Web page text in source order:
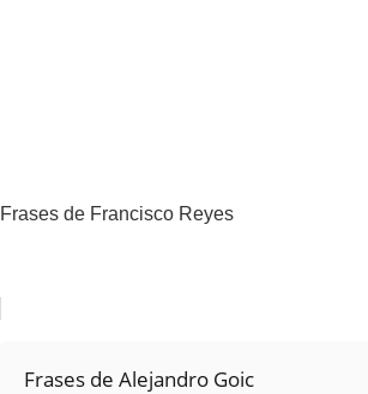
Frases de Francisco Reyes
Frases de Alejandro Goic